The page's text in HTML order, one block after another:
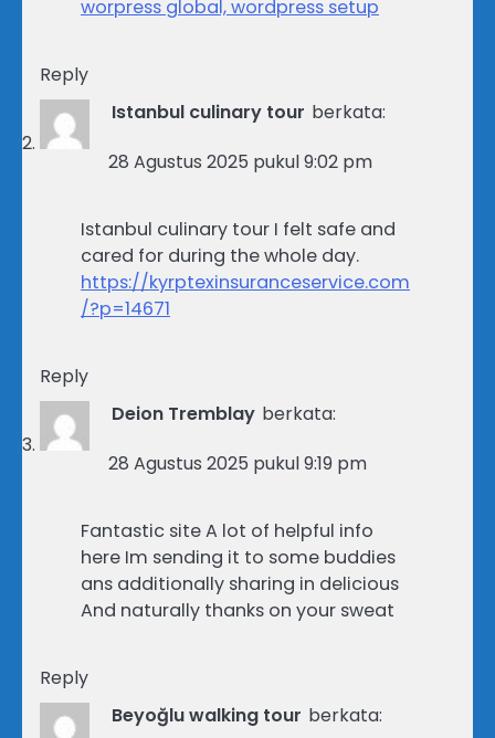
worpress global, wordpress setup
Reply
Istanbul culinary tour berkata:
28 Agustus 2025 pukul 9:02 pm
Istanbul culinary tour I felt safe and
cared for during the whole day.
https://kyrptexinsuranceservice.com
/?p=14671
Reply
Deion Tremblay berkata:
28 Agustus 2025 pukul 9:19 pm
Fantastic site A lot of helpful info
here Im sending it to some buddies
ans additionally sharing in delicious
And naturally thanks on your sweat
Reply
Beyoğlu walking tour berkata: